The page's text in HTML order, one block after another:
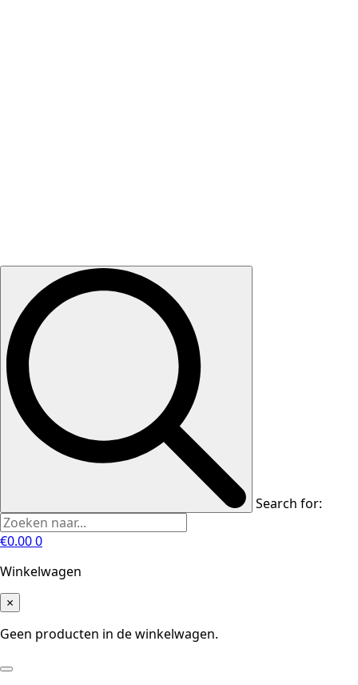
Search for:
€0.000
Winkelwagen
×
Geen producten in de winkelwagen.